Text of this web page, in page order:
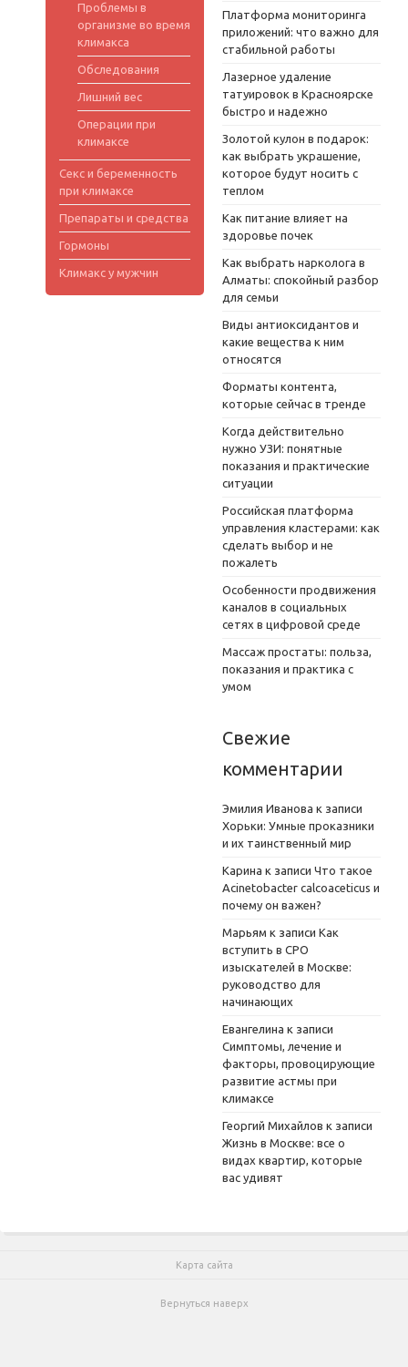
Проблемы в
организме во время
климакса
Обследования
Лишний вес
Операции при
климаксе
Секс и беременность
при климаксе
Препараты и средства
Гормоны
Климакс у мужчин
Платформа мониторинга
приложений: что важно для
стабильной работы
Лазерное удаление
татуировок в Красноярске
быстро и надежно
Золотой кулон в подарок:
как выбрать украшение,
которое будут носить с
теплом
Как питание влияет на
здоровье почек
Как выбрать нарколога в
Алматы: спокойный разбор
для семьи
Виды антиоксидантов и
какие вещества к ним
относятся
Форматы контента,
которые сейчас в тренде
Когда действительно
нужно УЗИ: понятные
показания и практические
ситуации
Российская платформа
управления кластерами: как
сделать выбор и не
пожалеть
Особенности продвижения
каналов в социальных
сетях в цифровой среде
Массаж простаты: польза,
показания и практика с
умом
Свежие
комментарии
Эмилия Иванова к записи
Хорьки: Умные проказники
и их таинственный мир
Карина к записи Что такое
Acinetobacter calcoaceticus и
почему он важен?
Марьям к записи Как
вступить в СРО
изыскателей в Москве:
руководство для
начинающих
Евангелина к записи
Симптомы, лечение и
факторы, провоцирующие
развитие астмы при
климаксе
Георгий Михайлов к записи
Жизнь в Москве: все о
видах квартир, которые
вас удивят
Карта сайта
Вернуться наверх